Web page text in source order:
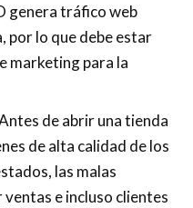
genera tráfico web
lo que debe estar
marketing para la
de abrir una tienda
de alta calidad de los
las malas
e incluso clientes